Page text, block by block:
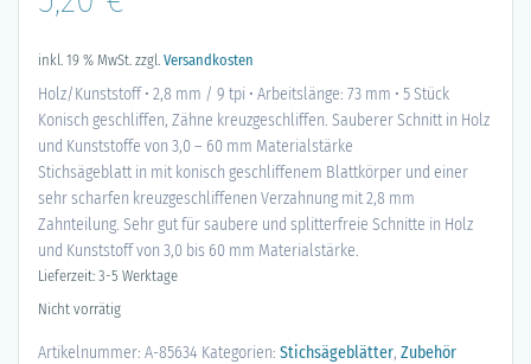
inkl. 19 % MwSt. zzgl. Versandkosten
Holz/Kunststoff • 2,8 mm / 9 tpi • Arbeitslänge: 73 mm • 5 Stück
Konisch geschliffen, Zähne kreuzgeschliffen. Sauberer Schnitt in Holz
und Kunststoffe von 3,0 – 60 mm Materialstärke
Stichsägeblatt in mit konisch geschliffenem Blattkörper und einer
sehr scharfen kreuzgeschliffenen Verzahnung mit 2,8 mm
Zahnteilung. Sehr gut für saubere und splitterfreie Schnitte in Holz
und Kunststoff von 3,0 bis 60 mm Materialstärke.
Lieferzeit: 3-5 Werktage
Nicht vorrätig
Artikelnummer: A-85634 Kategorien: Stichsägeblätter, Zubehör